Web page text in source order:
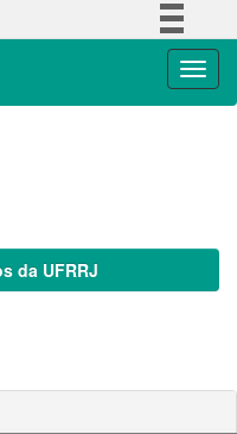
da UFRRJ